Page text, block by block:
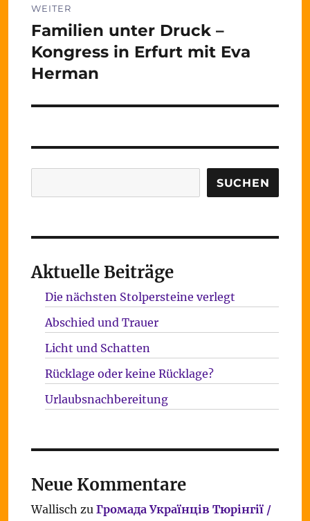
WEITER
Nächster
Beitrag:
Familien unter Druck –
Kongress in Erfurt mit Eva
Herman
SUCHEN
Aktuelle Beiträge
Die nächsten Stolpersteine verlegt
Abschied und Trauer
Licht und Schatten
Rücklage oder keine Rücklage?
Urlaubsnachbereitung
Neue Kommentare
Wallisch zu Громада Українців Тюрінгії /